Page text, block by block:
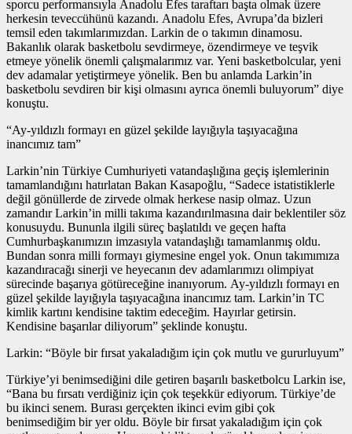
sporcu performansıyla Anadolu Efes taraftarı başta olmak üzere
herkesin teveccühünü kazandı. Anadolu Efes, Avrupa’da bizleri
temsil eden takımlarımızdan. Larkin de o takımın dinamosu.
Bakanlık olarak basketbolu sevdirmeye, özendirmeye ve teşvik
etmeye yönelik önemli çalışmalarımız var. Yeni basketbolcular, yeni
dev adamalar yetiştirmeye yönelik. Ben bu anlamda Larkin’in
basketbolu sevdiren bir kişi olmasını ayrıca önemli buluyorum” diye
konuştu.
“Ay-yıldızlı formayı en güzel şekilde layığıyla taşıyacağına
inancımız tam”
Larkin’nin Türkiye Cumhuriyeti vatandaşlığına geçiş işlemlerinin
tamamlandığını hatırlatan Bakan Kasapoğlu, “Sadece istatistiklerle
değil gönüllerde de zirvede olmak herkese nasip olmaz. Uzun
zamandır Larkin’in milli takıma kazandırılmasına dair beklentiler söz
konusuydu. Bununla ilgili süreç başlatıldı ve geçen hafta
Cumhurbaşkanımızın imzasıyla vatandaşlığı tamamlanmış oldu.
Bundan sonra milli formayı giymesine engel yok. Onun takımımıza
kazandıracağı sinerji ve heyecanın dev adamlarımızı olimpiyat
sürecinde başarıya götüreceğine inanıyorum. Ay-yıldızlı formayı en
güzel şekilde layığıyla taşıyacağına inancımız tam. Larkin’in TC
kimlik kartını kendisine taktim edeceğim. Hayırlar getirsin.
Kendisine başarılar diliyorum” şeklinde konuştu.
Larkin: “Böyle bir fırsat yakaladığım için çok mutlu ve gururluyum”
Türkiye’yi benimsediğini dile getiren başarılı basketbolcu Larkin ise,
“Bana bu fırsatı verdiğiniz için çok teşekkür ediyorum. Türkiye’de
bu ikinci senem. Burası gerçekten ikinci evim gibi çok
benimsediğim bir yer oldu. Böyle bir fırsat yakaladığım için çok